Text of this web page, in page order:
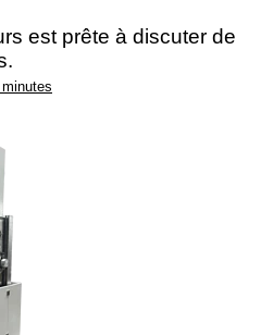
est prête à discuter de